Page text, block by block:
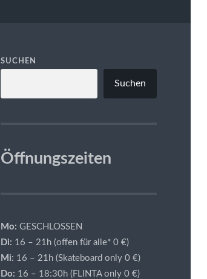
SUCHEN
Suchen
Öffnungszeiten
Mo: GESCHLOSSEN
Di: 16 – 21h (offen für alle* 0 €)
Mi: 16 – 21h (Skateboard only 0 €)
Do: 16 – 18:30h (FLINTA only 0 €)